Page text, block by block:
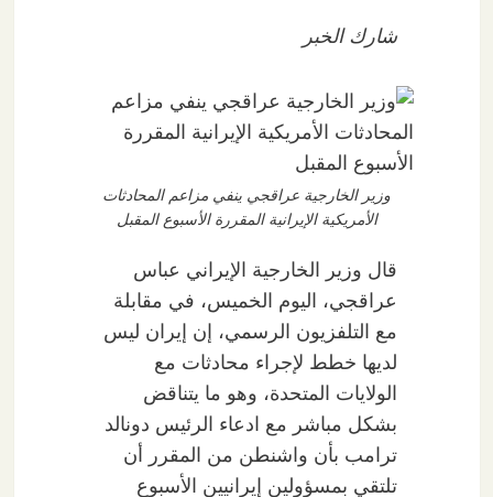
شارك الخبر
وزير الخارجية عراقجي ينفي مزاعم المحادثات
الأمريكية الإيرانية المقررة الأسبوع المقبل
قال وزير الخارجية الإيراني عباس
عراقجي، اليوم الخميس، في مقابلة
مع التلفزيون الرسمي، إن إيران ليس
لديها خطط لإجراء محادثات مع
الولايات المتحدة، وهو ما يتناقض
بشكل مباشر مع ادعاء الرئيس دونالد
ترامب بأن واشنطن من المقرر أن
تلتقي بمسؤولين إيرانيين الأسبوع